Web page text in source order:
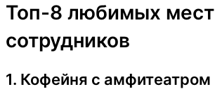
Топ-8 любимых мест
сотрудников
1. Кофейня с амфитеатром